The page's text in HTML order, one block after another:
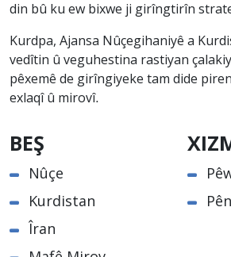
din bû ku ew bixwe ji girîngtirîn
Kurdpa, Ajansa Nûçegihaniyê a
vedîtin û veguhestina rastiyan
pêxemê de girîngiyeke tam dide
exlaqî û mirovî.
BEŞ
Nûçe
Kurdistan
Îran